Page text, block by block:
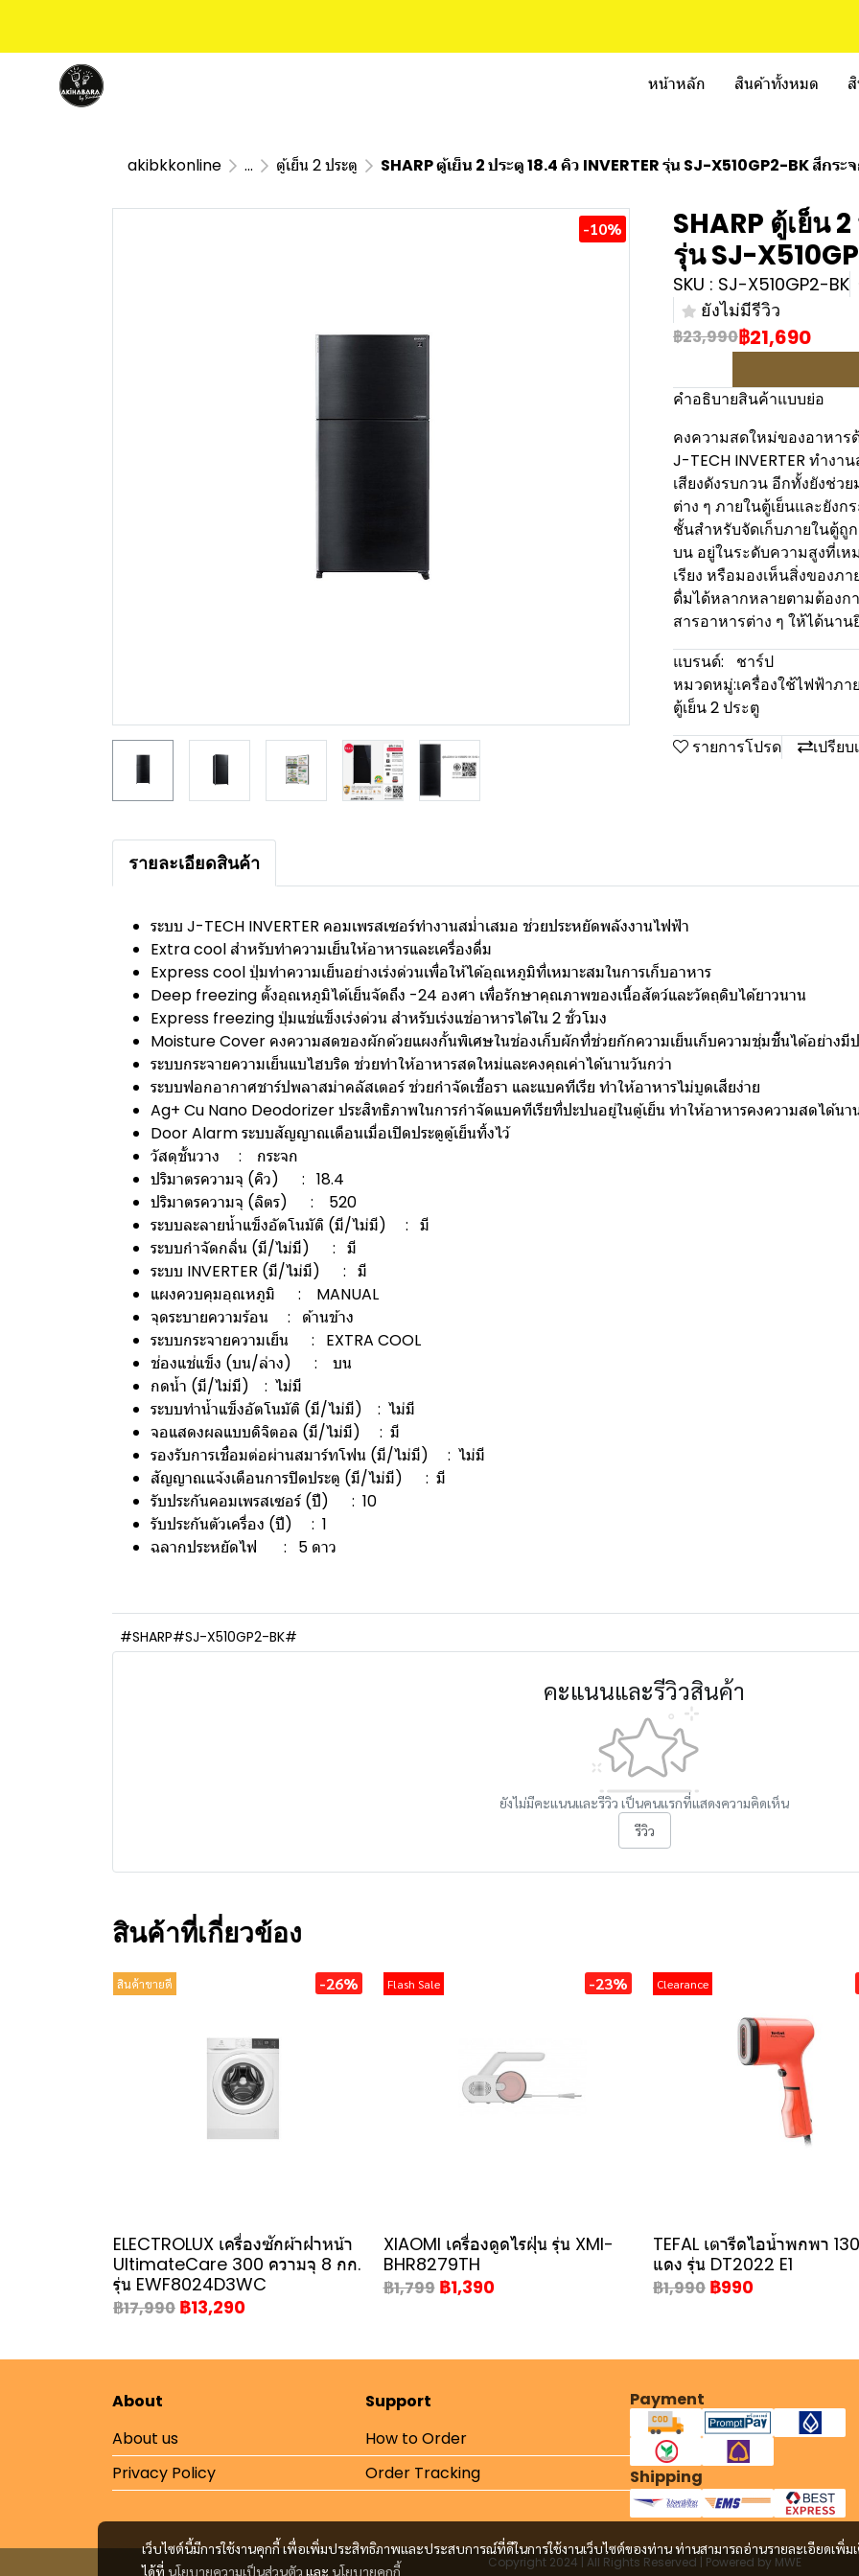
หน้าหลัก สินค้าทั้งหมด
akibkkonline ... ตู้เย็น 2 ประตู SHARP ตู้เย็น 2 ประตู 18.4 คิว INVERTER รุ่น SJ-X510GP2-BK สีกระ
-10%
SHARP ตู้เย็น
รุ่น SJ-
SKU : SJ-X510GP2-BK
ยังไม่มีรีวิว
฿23,990฿21,690
คำอธิบายสินค้าแบบย่อ
คงความสดใหม่ของอาหาร
J-TECH INVERTER ทำง
เสียงดังรบกวน อีกทั้งยังช่
ต่าง ๆ ภายในตู้เย็นและยังก
ชั้นสำหรับจัดเก็บภายในตู้ถู
บน อยู่ในระดับความสูงที่เ
เรียง หรือมองเห็นสิ่งของภ
ดื่มได้หลากหลายตามต้อง
สารอาหารต่าง ๆ ให้ได้นาน
แบรนด์:
ชาร์ป
หมวดหมู่:เครื่องใช้ไฟฟ้าภา
ตู้เย็น 2 ประตู
รายการโปรด
เปรียบ
รายละเอียดสินค้า
ระบบ J-TECH INVERTER คอมเพรสเซอร์ทำงานสม่ำเสมอ ช่วยประหยัดพลังงานไฟฟ้า
Extra cool สำหรับทำความเย็นให้อาหารและเครื่องดื่ม
Express cool ปุ่มทำความเย็นอย่างเร่งด่วนเพื่อให้ได้อุณหภูมิที่เหมาะสมในการเก็บอาหาร
Deep freezing ตั้งอุณหภูมิได้เย็นจัดถึง -24 องศา เพื่อรักษาคุณภาพของเนื้อสัตว์และวัตถุดิบได้ยาวนาน
Express freezing ปุ่มแช่แข็งเร่งด่วน สำหรับเร่งแช่อาหารได้ใน 2 ชั่วโมง
Moisture Cover คงความสดของผักด้วยแผงกั้นพิเศษในช่องเก็บผักที่ช่วยกักความเย็นเก็บความชุ่มชื้นได้อย่างมี
ระบบกระจายความเย็นแบไฮบริด ช่วยทำให้อาหารสดใหม่และคงคุณค่าได้นานวันกว่า
ระบบฟอกอากาศชาร์ปพลาสม่าคลัสเตอร์ ช่วยกำจัดเชื้อรา และแบคทีเรีย ทำให้อาหารไม่บูดเสียง่าย
Ag+ Cu Nano Deodorizer ประสิทธิภาพในการกำจัดแบคทีเรียที่ปะปนอยู่ในตู้เย็น ทำให้อาหารคงความสดได้นา
Door Alarm ระบบสัญญาณเตือนเมื่อเปิดประตูตู้เย็นทิ้งไว้
วัสดุชั้นวาง : กระจก
ปริมาตรความจุ (คิว) : 18.4
ปริมาตรความจุ (ลิตร) : 520
ระบบละลายน้ำแข็งอัตโนมัติ (มี/ไม่มี) : มี
ระบบกำจัดกลิ่น (มี/ไม่มี) : มี
ระบบ INVERTER (มี/ไม่มี) : มี
แผงควบคุมอุณหภูมิ : MANUAL
จุดระบายความร้อน : ด้านข้าง
ระบบกระจายความเย็น : EXTRA COOL
ช่องแช่แข็ง (บน/ล่าง) : บน
กดน้ำ (มี/ไม่มี) : ไม่มี
ระบบทำน้ำแข็งอัตโนมัติ (มี/ไม่มี) : ไม่มี
จอแสดงผลแบบดิจิตอล (มี/ไม่มี) : มี
รองรับการเชื่อมต่อผ่านสมาร์ทโฟน (มี/ไม่มี) : ไม่มี
สัญญาณแจ้งเตือนการปิดประตู (มี/ไม่มี) : มี
รับประกันคอมเพรสเซอร์ (ปี) : 10
รับประกันตัวเครื่อง (ปี) : 1
ฉลากประหยัดไฟ : 5 ดาว
#SHARP#SJ-X510GP2-BK#
คะแนนและรีวิวสินค้า
ยังไม่มีคะแนนและรีวิว เป็นคนแรกที่แสดงความคิดเห็น
รีวิว
สินค้าที่เกี่ยวข้อง
สินค้าขายดี -26%
ELECTROLUX เครื่องซักผ้าฝาหน้า
UltimateCare 300 ความจุ 8 กก.
รุ่น EWF8024D3WC
฿17,990 ฿13,290
Flash Sale -23%
XIAOMI เครื่องดูดไรฝุ่น รุ่น XMI-
BHR8279TH
฿1,799 ฿1,390
Clearance
TEFAL เตารีดไอน้ำพกพา
แดง รุ่น DT2022 E1
฿1,990 ฿990
เว็บไซต์นี้มีการใช้งานคุกกี้ เพื่อเพิ่มประสิทธิภาพและประสบการณ์ที่ดีในการใช้งานเว็บไซต์ของท่าน ท่านสามารถอ่านรายละเอียดเพิ่ม
ได้ที่ นโยบายความเป็นส่วนตัว และ นโยบายคุกกี้
About
About us
Privacy Policy
Support
How to Order
Order Tracking
Payment
Shipping
Copyright 2024 | All Rights Reserved | Powered by MWE